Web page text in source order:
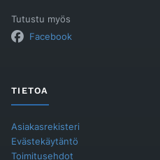
Tutustu myös
Facebook
TIETOA
Asiakasrekisteri
Evästekäytäntö
Toimitusehdot